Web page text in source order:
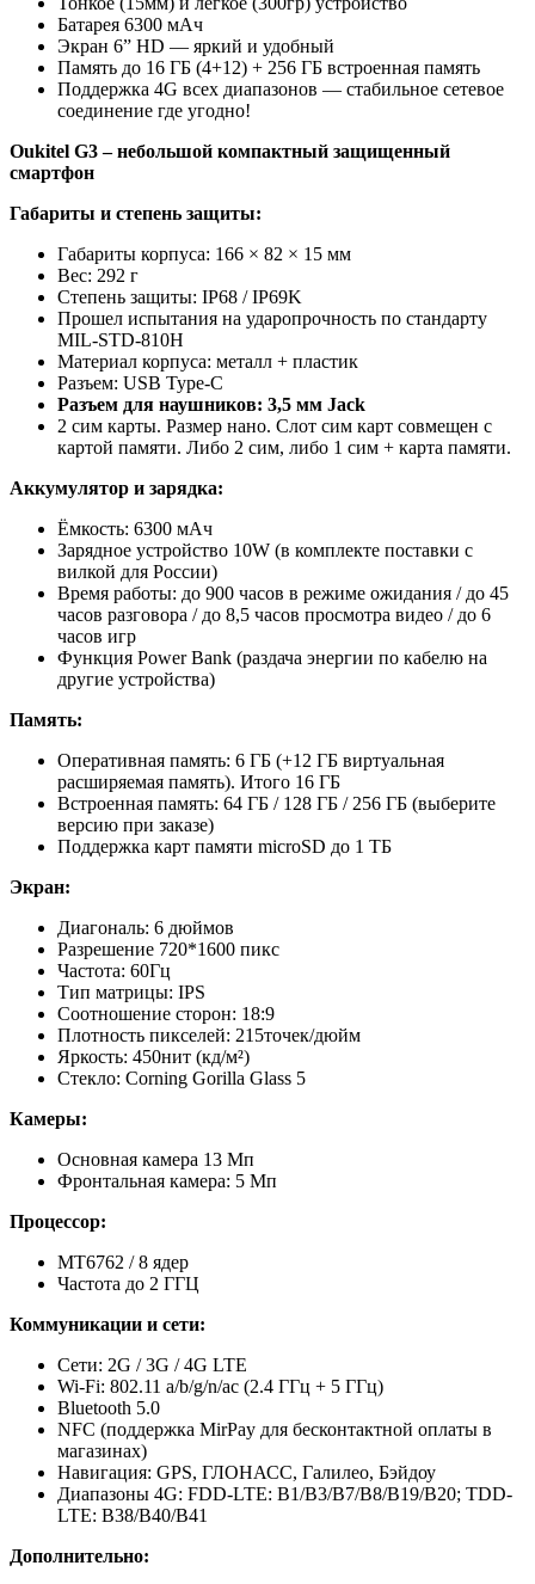
Батарея 6300 мАч
Экран 6” HD — яркий и удобный
Память до 16 ГБ (4+12) + 256 ГБ встроенная память
Поддержка 4G всех диапазонов — стабильное сетевое
соединение где угодно!
Oukitel G3 – небольшой компактный защищенный
смартфон
Габариты и степень защиты:
Габариты корпуса: 166 × 82 × 15 мм
Вес: 292 г
Степень защиты: IP68 / IP69K
Прошел испытания на ударопрочность по стандарту
MIL-STD-810H
Материал корпуса: металл + пластик
Разъем: USB Type-C
Разъем для наушников: 3,5 мм Jack
2 сим карты. Размер нано. Слот сим карт совмещен с
картой памяти. Либо 2 сим, либо 1 сим + карта памяти.
Аккумулятор и зарядка:
Ёмкость: 6300 мАч
Зарядное устройство 10W (в комплекте поставки с
вилкой для России)
Время работы: до 900 часов в режиме ожидания / до 45
часов разговора / до 8,5 часов просмотра видео / до 6
часов игр
Функция Power Bank (раздача энергии по кабелю на
другие устройства)
Память:
Оперативная память: 6 ГБ (+12 ГБ виртуальная
расширяемая память). Итого 16 ГБ
Встроенная память: 64 ГБ / 128 ГБ / 256 ГБ (выберите
версию при заказе)
Поддержка карт памяти microSD до 1 ТБ
Экран:
Диагональ: 6 дюймов
Разрешение 720*1600 пикс
Частота: 60Гц
Тип матрицы: IPS
Соотношение сторон: 18:9
Плотность пикселей: 215точек/дюйм
Яркость: 450нит (кд/м²)
Стекло: Corning Gorilla Glass 5
Камеры:
Основная камера 13 Мп
Фронтальная камера: 5 Мп
Процессор:
MT6762 / 8 ядер
Частота до 2 ГГЦ
Коммуникации и сети:
Сети: 2G / 3G / 4G LTE
Wi-Fi: 802.11 a/b/g/n/ac (2.4 ГГц + 5 ГГц)
Bluetooth 5.0
NFC (поддержка MirPay для бесконтактной оплаты в
магазинах)
Навигация: GPS, ГЛОНАСС, Галилео, Бэйдоу
Диапазоны 4G: FDD-LTE: B1/B3/B7/B8/B19/B20; TDD-
LTE: B38/B40/B41
Дополнительно: